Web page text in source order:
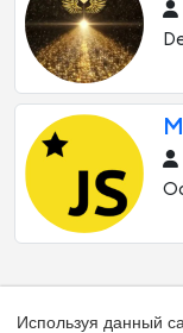
Используя данный